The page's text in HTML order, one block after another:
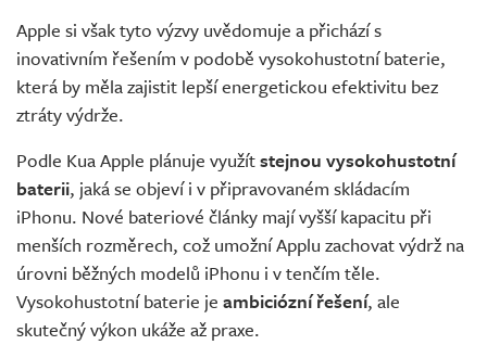
Apple si však tyto výzvy uvědomuje a přichází s
inovativním řešením v podobě vysokohustotní baterie,
která by měla zajistit lepší energetickou efektivitu bez
ztráty výdrže.
Podle Kua Apple plánuje využítstejnou vysokohustotní
baterii, jaká se objeví i v připravovaném skládacím
iPhonu. Nové bateriové články mají vyšší kapacitu při
menších rozměrech, což umožní Applu zachovat výdrž na
úrovni běžných modelů iPhonu i v tenčím těle.
Vysokohustotní baterie je ambiciózní řešení, ale
skutečný výkon ukáže až praxe.